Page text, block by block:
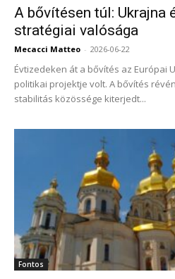
A bővítésen túl: Ukrajna
stratégiai valósága
Mecacci Matteo - 2026-06-22
Évtizedeken át a bővítés az Európai
politikai projektje volt. A bővítés
stabilitás közössége kiterjedt...
Fontos